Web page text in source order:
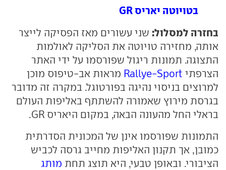
בטויוטה יאריס GR
בחזרה למסלול: שני עשורים מאז הפסיקה לייצר
אותה, מחזירה טויוטה את הסליקה לאולמות
התצוגה. תמונות ריגול שפורסמו על ידי האתר
הצרפתי Rallye-Sport מראות אב-טיפוס מוכן
למרוצים בניסוי נהיגה בפורטוגל. במקרה זה מדובר
בגרסת מירוץ שאמורה להשתתף באליפות העולם
בראלי החל מהעונה הבאה, במקום היאריס GR.
התמונות שפורסמו אינן של המכונית הסדרתית
כמובן, אך תקנון האליפות מחייב גרסה לכביש
הציבורי. ובאופן טבעי, היא תוצג תחת מותג